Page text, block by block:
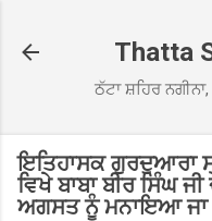
Thatta
ਠੱਟਾ ਸ਼ਹਿਰ
ਇਤਿਹਾਸਕ ਗੁਰਦੁਆਰਾ
ਵਿਖੇ ਬਾਬਾ ਬੀਰ ਸਿੰਘ
ਅਗਸਤ ਨੂੰ ਮਨਾਇਆ ਜਾ